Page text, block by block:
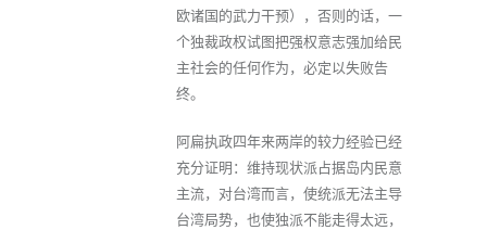
欧诸国的武力干预），否则的话，一
个独裁政权试图把强权意志强加给民
主社会的任何作为，必定以失败告
终。
阿扁执政四年来两岸的较力经验已经
充分证明：维持现状派占据岛内民意
主流，对台湾而言，使统派无法主导
台湾局势，也使独派不能走得太远，